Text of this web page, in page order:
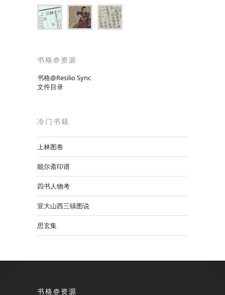
书格@资源
书格@Resilio Sync
文件目录
冷门书籍
上林图卷
能尔斋印谱
四书人物考
宣大山西三镇图说
思玄集
书格@资源